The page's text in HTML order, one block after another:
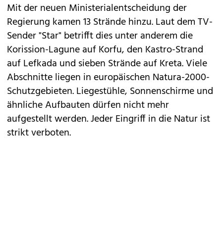
Mit der neuen Ministerialentscheidung der
Regierung kamen 13 Strände hinzu. Laut dem TV-
Sender "Star" betrifft dies unter anderem die
Korission-Lagune auf Korfu, den Kastro-Strand
auf Lefkada und sieben Strände auf Kreta. Viele
Abschnitte liegen in europäischen Natura-2000-
Schutzgebieten. Liegestühle, Sonnenschirme und
ähnliche Aufbauten dürfen nicht mehr
aufgestellt werden. Jeder Eingriff in die Natur ist
strikt verboten.